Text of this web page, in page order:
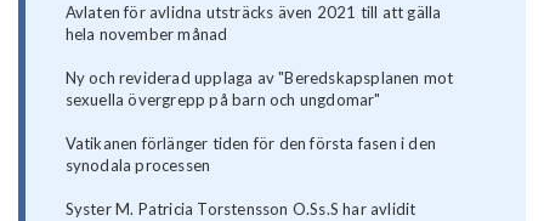
Avlaten för avlidna utsträcks även 2021 till att gälla
hela november månad
Ny och reviderad upplaga av "Beredskapsplanen mot
sexuella övergrepp på barn och ungdomar"
Vatikanen förlänger tiden för den första fasen i den
synodala processen
Syster M. Patricia Torstensson O.Ss.S har avlidit